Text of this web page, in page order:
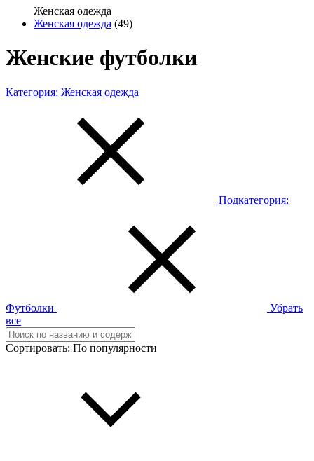
Женская одежда
Женская одежда (49)
Женские футболки
Категория: Женская одежда
Подкатегория:
Футболки
Убрать
все
Сортировать: По популярности